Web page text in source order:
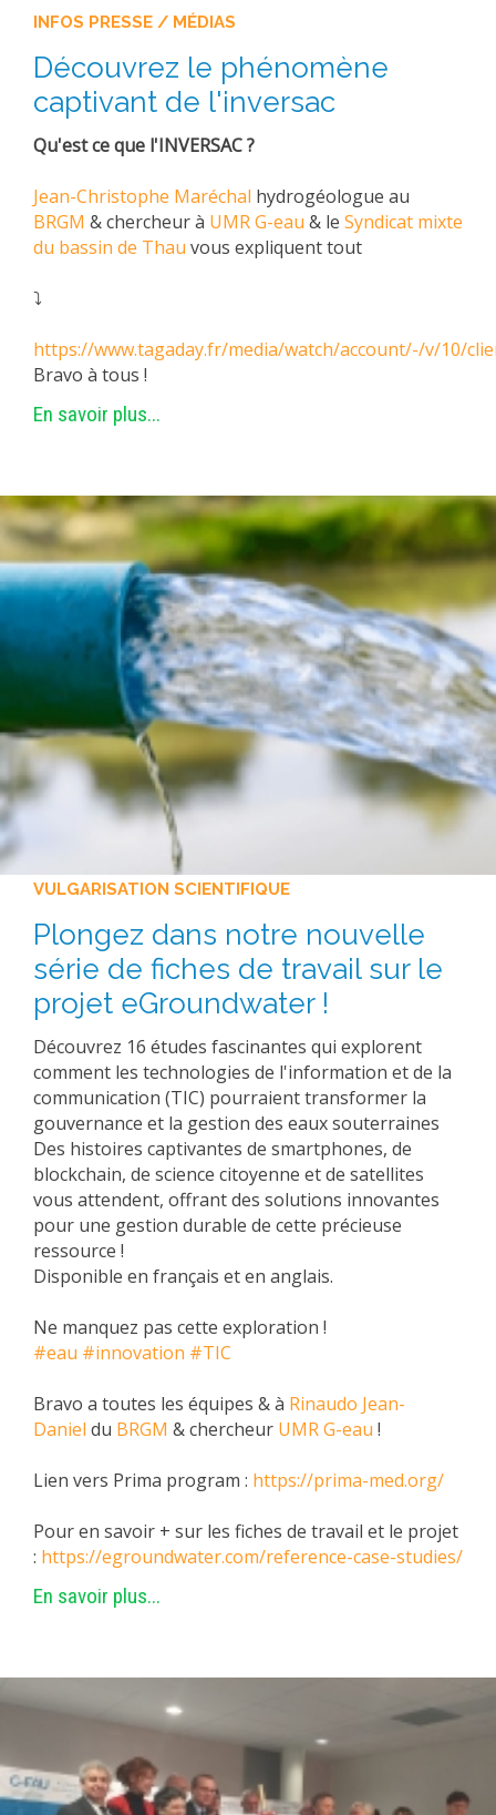
INFOS PRESSE / MÉDIAS
Découvrez le phénomène
captivant de l'inversac
Qu'est ce que l'INVERSAC ?
Jean-Christophe Maréchal hydrogéologue au
BRGM & chercheur à UMR G-eau & le Syndicat mixte
du bassin de Thau vous expliquent tout
⤵
https://www.tagaday.fr/media/watch/account/-/v/10/
Bravo à tous !
En savoir plus...
VULGARISATION SCIENTIFIQUE
Plongez dans notre nouvelle
série de fiches de travail sur le
projet eGroundwater !
Découvrez 16 études fascinantes qui explorent
comment les technologies de l'information et de la
communication (TIC) pourraient transformer la
gouvernance et la gestion des eaux souterraines
Des histoires captivantes de smartphones, de
blockchain, de science citoyenne et de satellites
vous attendent, offrant des solutions innovantes
pour une gestion durable de cette précieuse
ressource !
Disponible en français et en anglais.
Ne manquez pas cette exploration !
#eau #innovation #TIC
Bravo a toutes les équipes & à Rinaudo Jean-
Daniel du BRGM & chercheur UMR G-eau !
Lien vers Prima program : https://prima-med.org/
Pour en savoir + sur les fiches de travail et le projet
: https://egroundwater.com/reference-case-studies/
En savoir plus...